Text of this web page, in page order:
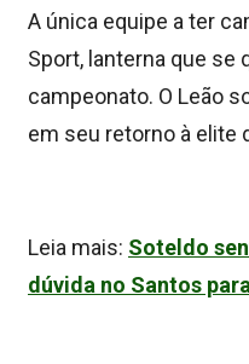
A única equipe a ter
Sport, lanterna que se
campeonato. O Leão
em seu retorno à elite
Leia mais: Soteldo
dúvida no Santos